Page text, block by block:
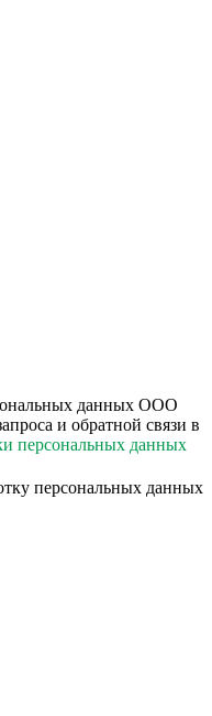
данных ООО
и обратной связи в
персональных данных
персональных данных